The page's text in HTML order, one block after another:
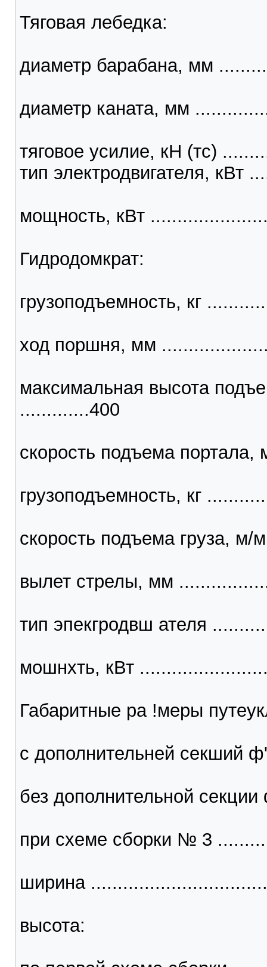
Тяговая лебедка:
диаметр барабана, мм
диаметр каната, мм
тяговое усилие, кН (тс)
тип электродвигателя,
мощность, кВт
Гидродомкрат:
грузоподъемность, кг
ход поршня, мм
максимальная высота
.............400
скорость подъема
грузоподъемность, кг
скорость подъема груза, м/
вылет стрелы, мм
тип эпекгродвш ателя
мошнхть, кВт
Габаритные ра !меры
с дополнительней секший
без дополнительной
при схеме сборки № 3
ширина
высота: